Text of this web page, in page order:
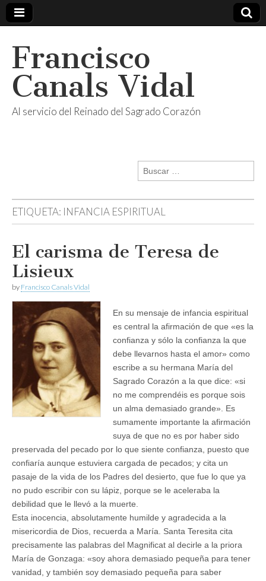
Francisco
Canals Vidal
Al servicio del Reinado del Sagrado Corazón
Buscar:
ETIQUETA: INFANCIA ESPIRITUAL
El carisma de Teresa de
Lisieux
by Francisco Canals Vidal
En su mensaje de infancia espiritual
es central la afirmación de que «es la
confianza y sólo la confianza la que
debe llevarnos hasta el amor» como
escribe a su hermana María del
Sagrado Corazón a la que dice: «si
no me comprendéis es porque sois
un alma demasiado grande». Es
sumamente importante la afirmación
suya de que no es por haber sido
preservada del pecado por lo que siente confianza, puesto que
confiaría aunque estuviera cargada de pecados; y cita un
pasaje de la vida de los Padres del desierto, que fue lo que ya
no pudo escribir con su lápiz, porque se le aceleraba la
debilidad que le llevó a la muerte.
Esta inocencia, absolutamente humilde y agradecida a la
misericordia de Dios, recuerda a María. Santa Teresita cita
precisamente las palabras del Magnificat al decirle a la priora
María de Gonzaga: «soy ahora demasiado pequeña para tener
vanidad, y también soy demasiado pequeña para saber